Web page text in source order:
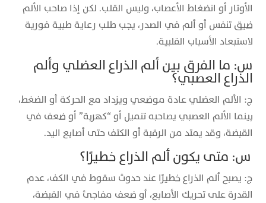
الأوتار أو انضغاط الأعصاب، وليس القلب. لكن إذا صاحب الألم
ضيق تنفس أو ألم في الصدر، يجب طلب رعاية طبية فورية
لاستبعاد الأسباب القلبية.
س: ما الفرق بين ألم الذراع العضلي وألم
الذراع العصبي؟
ج: الألم العضلي عادة موضعي ويزداد مع الحركة أو الضغط،
بينما الألم العصبي يصاحبه تنميل أو “كهربة” أو ضعف في
القبضة، وقد يمتد من الرقبة أو الكتف حتى أصابع اليد.
س: متى يكون ألم الذراع خطيرًا؟
ج: يصبح ألم الذراع خطيرًا عند حدوث سقوط في الكف، عدم
القدرة على تحريك الأصابع، أو ضعف مفاجئ في القبضة،